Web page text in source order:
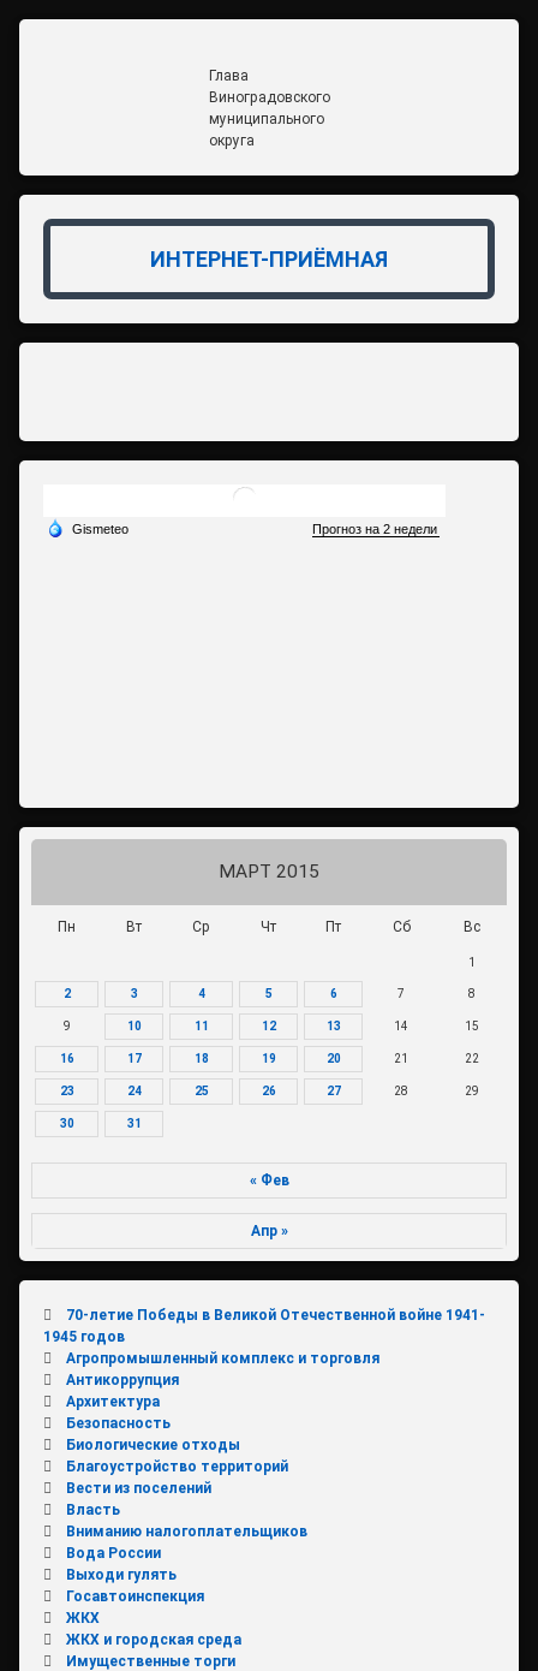
Глава
Виноградовского
муниципального
округа
ИНТЕРНЕТ-ПРИЁМНАЯ
МАРТ 2015
Пн Вт Ср Чт Пт Сб Вс
1
2 3 4 5 6 7 8
9 10 11 12 13 14 15
16 17 18 19 20 21 22
23 24 25 26 27 28 29
30 31
« Фев
Апр »
70-летие Победы в Великой Отечественной войне 1941-
1945 годов
Агропромышленный комплекс и торговля
Антикоррупция
Архитектура
Безопасность
Биологические отходы
Благоустройство территорий
Вести из поселений
Власть
Вниманию налогоплательщиков
Вода России
Выходи гулять
Госавтоинспекция
ЖКХ
ЖКХ и городская среда
Имущественные торги